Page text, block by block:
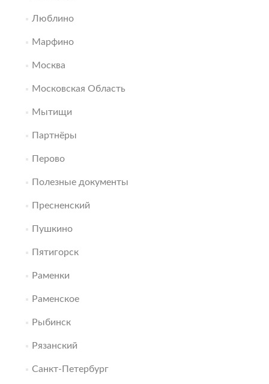
Люблино
Марфино
Москва
Московская Область
Мытищи
Партнёры
Перово
Полезные документы
Пресненский
Пушкино
Пятигорск
Раменки
Раменское
Рыбинск
Рязанский
Санкт-Петербург